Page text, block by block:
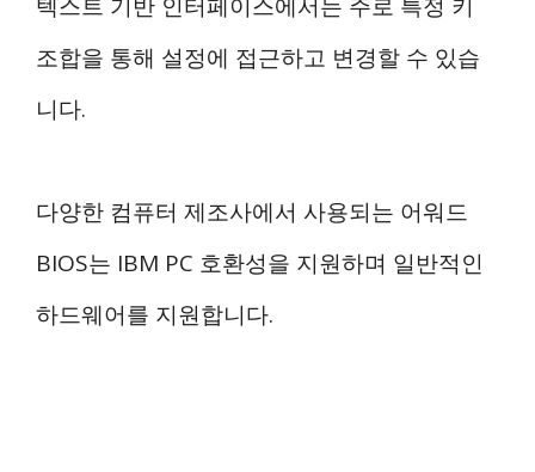
조합을 통해 설정에 접근하고 변경할 수 있습
니다.
다양한 컴퓨터 제조사에서 사용되는 어워드
BIOS는 IBM PC 호환성을 지원하며 일반적인
하드웨어를 지원합니다.